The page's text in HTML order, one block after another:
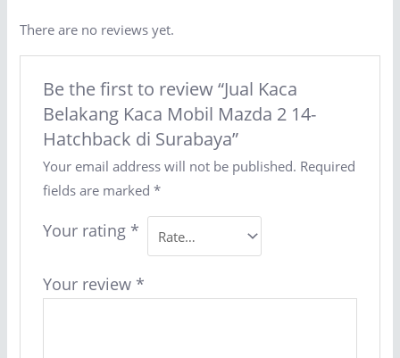
There are no reviews yet.
Be the first to review “Jual Kaca
Belakang Kaca Mobil Mazda 2 14-
Hatchback di Surabaya”
Your email address will not be published. Required
fields are marked *
Your rating *
Your review *